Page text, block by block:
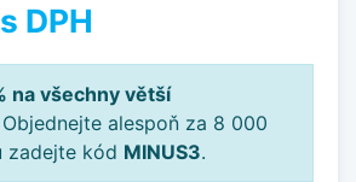
s DPH
na všechny větší
Objednejte alespoň za 8 000
zadejte kód MINUS3.